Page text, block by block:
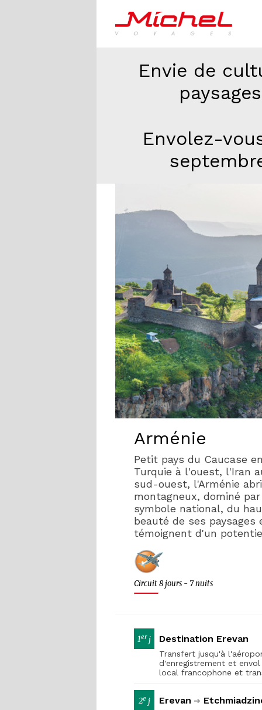
Envie de
Envolez-
Arménie
Petit pays du Caucase
Turquie à l'ouest, l'Iran
sud-ouest, l'Arménie
montagneux, dominé
symbole national, du
beauté de ses
témoignent d'un
Circuit 8 jours - 7 nuits
1er j Destination Erevan
Transfert jusqu'à
d'enregistrement et
local francophone et
2e j Erevan